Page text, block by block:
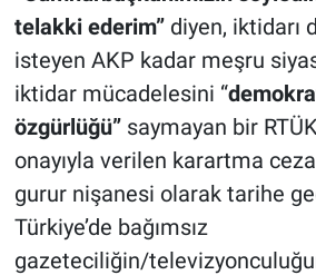
telakki ederim”diyen, iktidarı
isteyen AKP kadar meşru
iktidar mücadelesini “
özgürlüğü” saymayan bir
onayıyla verilen karartma
gurur nişanesi olarak tarihe
Türkiye’de bağımsız
gazeteciliğin/